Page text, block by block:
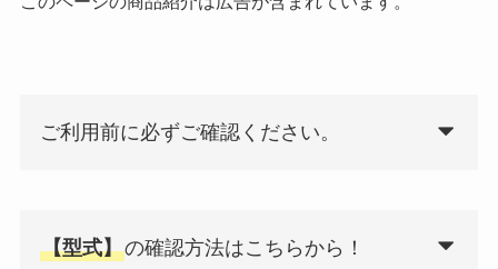
ご利用前に必ずご確認ください。
【型式】の確認方法はこちらから！